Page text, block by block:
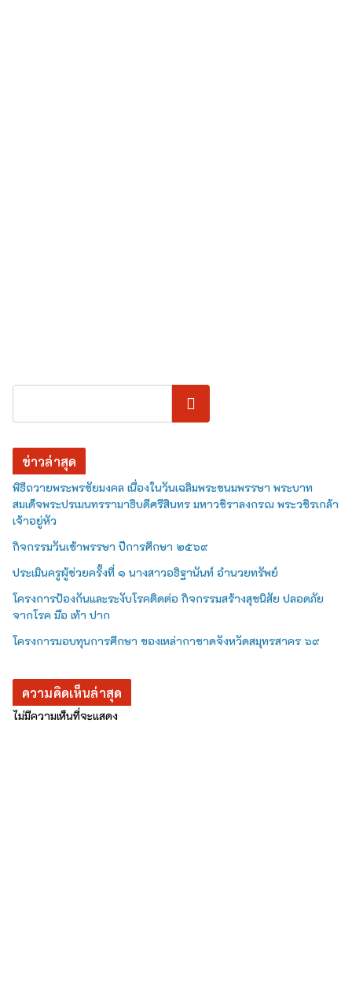
ค้นหา
ข่าวล่าสุด
พิธีถวายพระพรชัยมงคล เนื่องในวันเฉลิมพระชนมพรรษา พระบาท
สมเด็จพระปรเมนทรรามาธิบดีศรีสินทร มหาวชิราลงกรณ พระวชิรเกล้า
เจ้าอยู่หัว
กิจกรรมวันเข้าพรรษา ปีการศึกษา ๒๕๖๙
ประเมินครูผู้ช่วยครั้งที่ ๑ นางสาวอธิฐานันท์ อำนวยทรัพย์
โครงการป้องกันและระงับโรคติดต่อ กิจกรรมสร้างสุขนิสัย ปลอดภัย
จากโรค มือ เท้า ปาก
โครงการมอบทุนการศึกษา ของเหล่ากาชาดจังหวัดสมุทรสาคร ๖๙
ความคิดเห็นล่าสุด
ไม่มีความเห็นที่จะแสดง